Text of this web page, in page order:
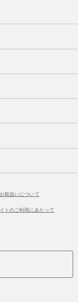
取扱いについて
トのご利用にあたって